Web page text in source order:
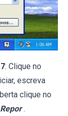
: Clique no
escreva
clique no
Repor .